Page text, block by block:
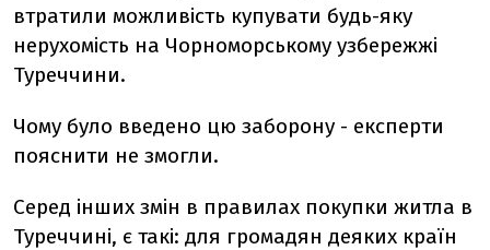
втратили можливість купувати будь-яку
нерухомість на Чорноморському узбережжі
Туреччини.
Чому було введено цю заборону - експерти
пояснити не змогли.
Серед інших змін в правилах покупки житла в
Туреччині, є такі: для громадян деяких країн